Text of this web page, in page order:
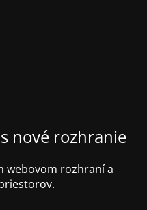
nové rozhranie
webovom rozhraní a